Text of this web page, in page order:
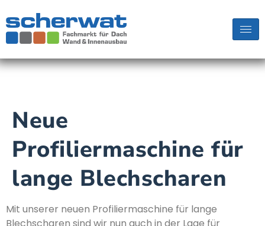
Neue
Profiliermaschine für
lange Blechscharen
Mit unserer neuen Profiliermaschine für lange